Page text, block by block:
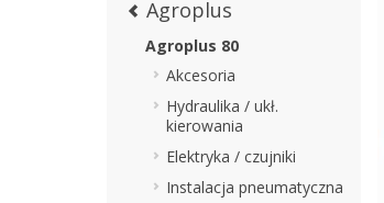
Agroplus
Agroplus 80
Akcesoria
Hydraulika / ukł.
kierowania
Elektryka / czujniki
Instalacja pneumatyczna